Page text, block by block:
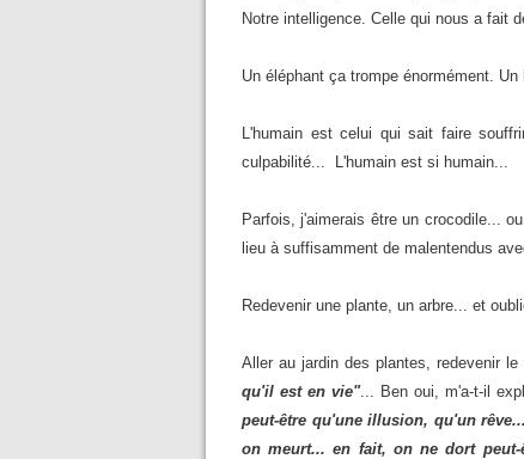
Notre intelligence. Celle qui nous a fait
Un éléphant ça trompe énormément.
L'humain est celui qui sait faire
culpabilité... L'humain est si humain...
Parfois, j'aimerais être un crocodile...
lieu à suffisamment de malentendus
Redevenir une plante, un arbre... et
Aller au jardin des plantes, redevenir
qu'il est en vie"... Ben oui, m'a-t-il
peut-être qu'une illusion, qu'un
on meurt... en fait, on ne dort